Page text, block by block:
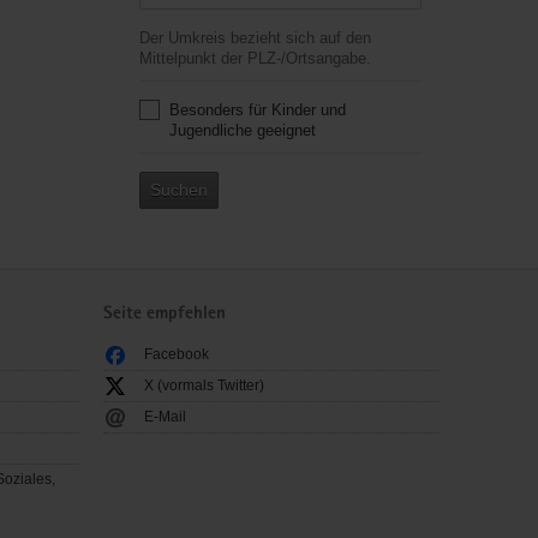
Der Umkreis bezieht sich auf den
Mittelpunkt der PLZ-/Ortsangabe.
Besonders für Kinder und
Jugendliche geeignet
Suchen
Seite empfehlen
Facebook
X (vormals Twitter)
E-Mail